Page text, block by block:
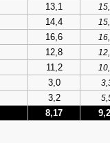
13,1
14,4
16,6
12,8
11,2
3,0
3,2
8,17